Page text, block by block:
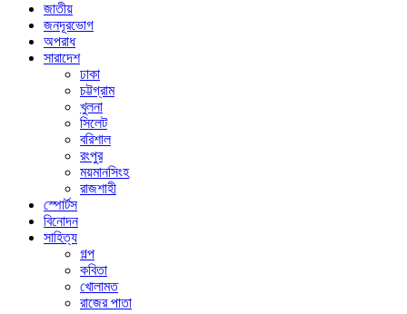
জাতীয়
জনদূরভোগ
অপরাধ
সারাদেশ
ঢাকা
চট্টগ্রাম
খুলনা
সিলেট
বরিশাল
রংপুর
ময়মানসিংহ
রাজশাহী
স্পোর্টস
বিনোদন
সাহিত্য
গল্প
কবিতা
খোলামত
রাজের পাতা